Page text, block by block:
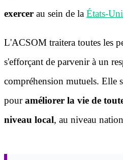
exercer au sein de la États-
L'ACSOM traitera toutes les
s'efforçant de parvenir à un
compréhension mutuels. Elle
pouraméliorer la vie de
niveau local, au niveau